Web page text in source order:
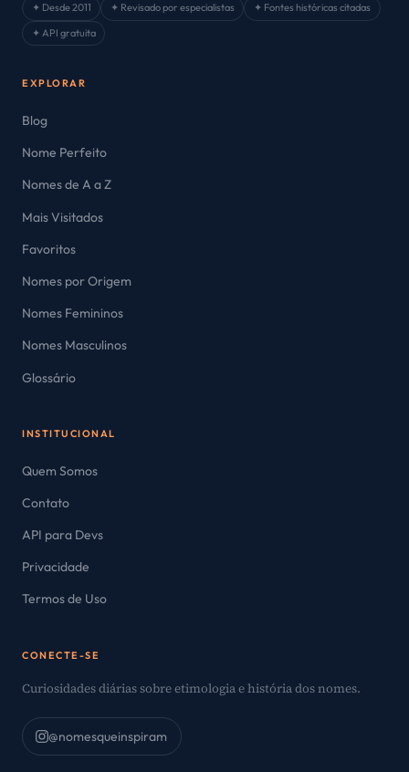
✦ Desde 2011 ✦ Revisado por especialistas
✦ Fontes históricas citadas
✦ API gratuita
EXPLORAR
Blog
Nome Perfeito
Nomes de A a Z
Mais Visitados
Favoritos
Nomes por Origem
Nomes Femininos
Nomes Masculinos
Glossário
INSTITUCIONAL
Quem Somos
Contato
API para Devs
Privacidade
Termos de Uso
CONECTE-SE
Curiosidades diárias sobre etimologia e história dos nomes.
@nomesqueinspiram